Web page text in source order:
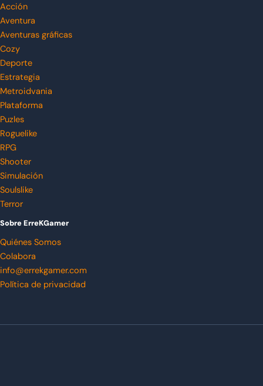
Acción
Aventura
Aventuras gráficas
Cozy
Deporte
Estrategia
Metroidvania
Plataforma
Puzles
Roguelike
RPG
Shooter
Simulación
Soulslike
Terror
Sobre ErreKGamer
Quiénes Somos
Colabora
info@errekgamer.com
Política de privacidad